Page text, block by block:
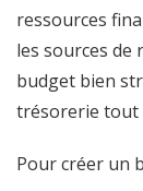
ressources
les sources de
budget bien
trésorerie tout
Pour créer un